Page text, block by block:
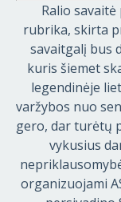
Ralio
rubrika, skirta
savaitgalį bus
kuris šiemet
legendinėje
varžybos nuo
gero, dar turėtų
vykusius
organizuojami